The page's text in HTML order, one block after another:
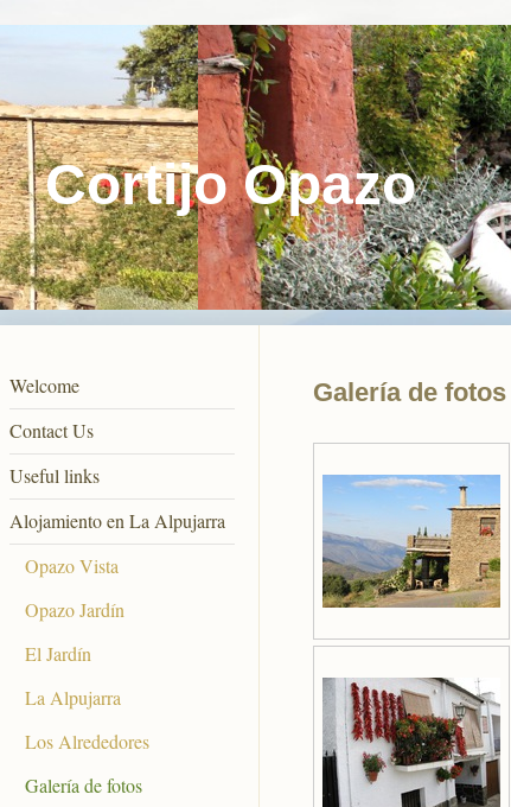
Cortijo Opazo
Welcome
Contact Us
Useful links
Alojamiento en La Alpujarra
Opazo Vista
Opazo Jardín
El Jardín
La Alpujarra
Los Alrededores
Galería de fotos
Galería de fotos